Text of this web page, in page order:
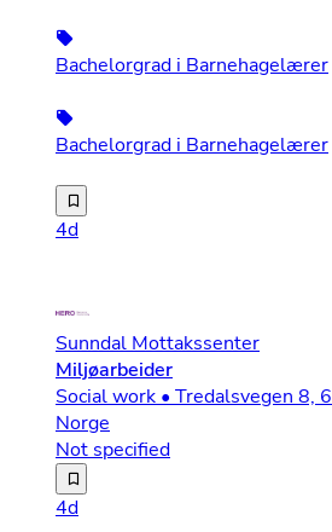
Bachelorgrad i Barnehagelærer
Bachelorgrad i Barnehagelærer
Vi søker etter deg som er
4d
Sunndal Mottakssenter
Miljøarbeider
Social work • Tredalsvegen 8,
Norge
Not specified
Hero Norge søker
4d